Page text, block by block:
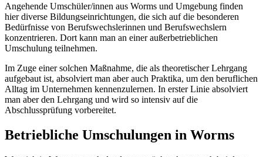
Angehende Umschüler/innen aus Worms und Umgebung finden
hier diverse Bildungseinrichtungen, die sich auf die besonderen
Bedürfnisse von Berufswechslerinnen und Berufswechslern
konzentrieren. Dort kann man an einer außerbetrieblichen
Umschulung teilnehmen.
Im Zuge einer solchen Maßnahme, die als theoretischer Lehrgang
aufgebaut ist, absolviert man aber auch Praktika, um den beruflichen
Alltag im Unternehmen kennenzulernen. In erster Linie absolviert
man aber den Lehrgang und wird so intensiv auf die
Abschlussprüfung vorbereitet.
Betriebliche Umschulungen in Worms